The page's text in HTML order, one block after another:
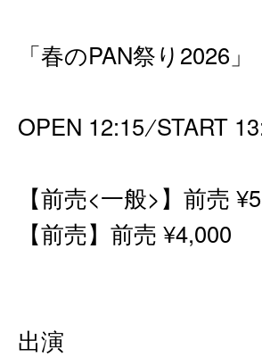
「春のPAN祭り2026」
OPEN 12:15 ∕ START
【前売<一般>】前売
【前売】前売 ¥4,000
出演